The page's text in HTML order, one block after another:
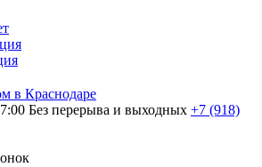
Без перерыва и выходных +7 (918)